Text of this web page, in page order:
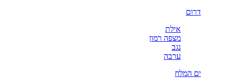
דרום
אילת
מצפה רמון
נגב
ערבה
ים המלח